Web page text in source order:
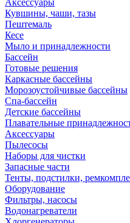
Аксессуары
Кувшины, чаши, тазы
Пештемаль
Кесе
Мыло и принадлежности
Бассейн
Готовые решения
Каркасные бассейны
Морозоустойчивые бассейны
Спа-бассейн
Детские бассейны
Плавательные
Аксессуары
Пылесосы
Наборы для чистки
Запасные части
Тенты, подстилки,
Оборудование
Фильтры, насосы
Водонагреватели